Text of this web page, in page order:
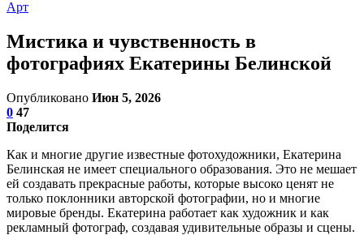
Арт
Мистика и чувственность в
фотографиях Екатерины Белинской
Опубликовано Июн 5, 2026
0 47
Поделится
Как и многие другие известные фотохудожники, Екатерина
Белинская не имеет специального образования. Это не мешает
ей создавать прекрасные работы, которые высоко ценят не
только поклонники авторской фотографии, но и многие
мировые бренды. Екатерина работает как художник и как
рекламный фотограф, создавая удивительные образы и сцены.